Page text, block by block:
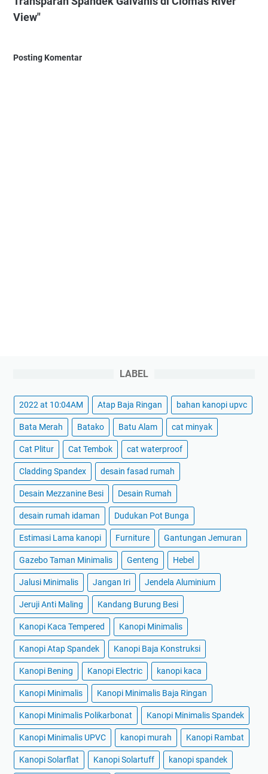
View"
Posting Komentar
LABEL
2022 at 10:04AM Atap Baja Ringan bahan kanopi upvc
Bata Merah Batako Batu Alam cat minyak
Cat Plitur Cat Tembok cat waterproof
Cladding Spandex desain fasad rumah
Desain Mezzanine Besi Desain Rumah
desain rumah idaman Dudukan Pot Bunga
Estimasi Lama kanopi Furniture Gantungan Jemuran
Gazebo Taman Minimalis Genteng Hebel
Jalusi Minimalis Jangan Iri Jendela Aluminium
Jeruji Anti Maling Kandang Burung Besi
Kanopi Kaca Tempered Kanopi Minimalis
Kanopi Atap Spandek Kanopi Baja Konstruksi
Kanopi Bening Kanopi Electric kanopi kaca
Kanopi Minimalis Kanopi Minimalis Baja Ringan
Kanopi Minimalis Polikarbonat Kanopi Minimalis Spandek
Kanopi Minimalis UPVC kanopi murah Kanopi Rambat
Kanopi Solarflat Kanopi Solartuff kanopi spandek